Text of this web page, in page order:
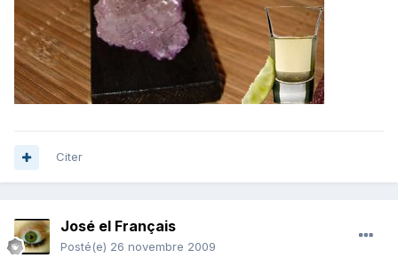
Citer
José el Français
Posté(e) 26 novembre 2009